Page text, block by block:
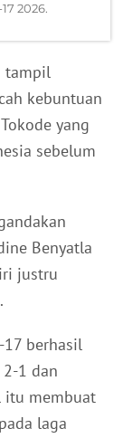
2026.
tampil
kebuntuan
yang
sebelum
Benyatla
justru
17 berhasil
1 dan
itu membuat
laga